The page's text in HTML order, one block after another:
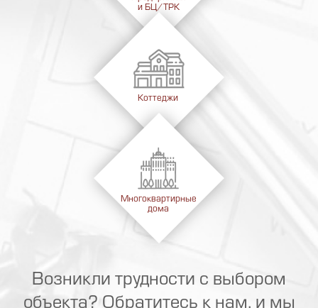
и БЦ/ТРК
Коттеджи
Многоквартирные
дома
Возникли трудности с выбором
объекта? Обратитесь к нам, и мы